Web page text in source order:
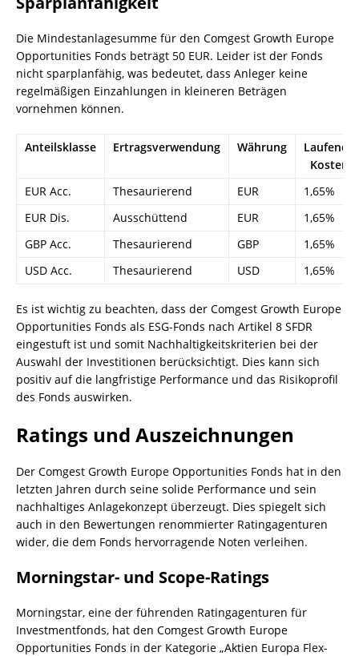
Die Mindestanlagesumme für den Comgest Growth Europe
Opportunities Fonds beträgt 50 EUR. Leider ist der Fonds
nicht sparplanfähig, was bedeutet, dass Anleger keine
regelmäßigen Einzahlungen in kleineren Beträgen
vornehmen können.
Anteilsklasse Ertragsverwendung Währung
Laufende
Kosten
EUR Acc.
Thesaurierend EUR
1,65%
EUR Dis.
Ausschüttend EUR
1,65%
GBP Acc.
Thesaurierend GBP
1,65%
USD Acc.
Thesaurierend USD 1,65%
Es ist wichtig zu beachten, dass der Comgest Growth Europe
Opportunities Fonds als ESG-Fonds nach Artikel 8 SFDR
eingestuft ist und somit Nachhaltigkeitskriterien bei der
Auswahl der Investitionen berücksichtigt. Dies kann sich
positiv auf die langfristige Performance und das Risikoprofil
des Fonds auswirken.
Ratings und Auszeichnungen
Der Comgest Growth Europe Opportunities Fonds hat in den
letzten Jahren durch seine solide Performance und sein
nachhaltiges Anlagekonzept überzeugt. Dies spiegelt sich
auch in den Bewertungen renommierter Ratingagenturen
wider, die dem Fonds hervorragende Noten verleihen.
Morningstar- und Scope-Ratings
Morningstar, eine der führenden Ratingagenturen für
Investmentfonds, hat den Comgest Growth Europe
Opportunities Fonds in der Kategorie „Aktien Europa Flex-